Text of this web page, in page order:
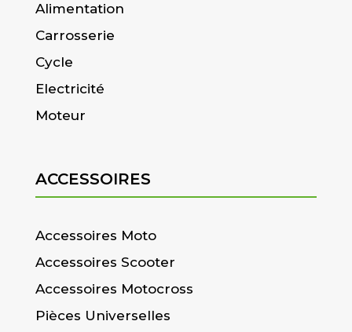
Alimentation
Carrosserie
Cycle
Electricité
Moteur
ACCESSOIRES
Accessoires Moto
Accessoires Scooter
Accessoires Motocross
Pièces Universelles